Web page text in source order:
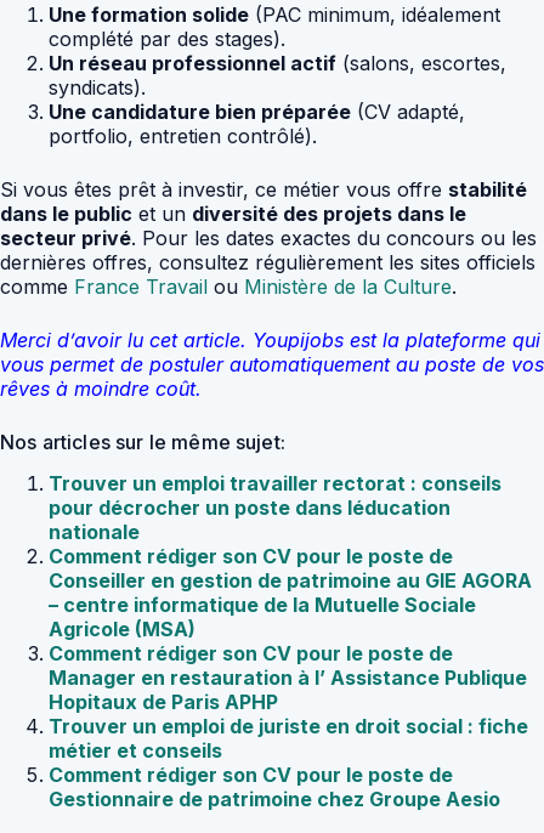
Une formation solide (PAC minimum, idéalement
complété par des stages).
Un réseau professionnel actif (salons, escortes,
syndicats).
Une candidature bien préparée (CV adapté,
portfolio, entretien contrôlé).
Si vous êtes prêt à investir, ce métier vous offre stabilité
dans le public et un diversité des projets dans le
secteur privé. Pour les dates exactes du concours ou les
dernières offres, consultez régulièrement les sites officiels
comme France Travail ou Ministère de la Culture.
Merci d’avoir lu cet article. Youpijobs est la plateforme qui
vous permet de postuler automatiquement au poste de vos
rêves à moindre coût.
Nos articles sur le même sujet:
Trouver un emploi travailler rectorat : conseils
pour décrocher un poste dans léducation
nationale
Comment rédiger son CV pour le poste de
Conseiller en gestion de patrimoine au GIE AGORA
– centre informatique de la Mutuelle Sociale
Agricole (MSA)
Comment rédiger son CV pour le poste de
Manager en restauration à l’ Assistance Publique
Hopitaux de Paris APHP
Trouver un emploi de juriste en droit social : fiche
métier et conseils
Comment rédiger son CV pour le poste de
Gestionnaire de patrimoine chez Groupe Aesio